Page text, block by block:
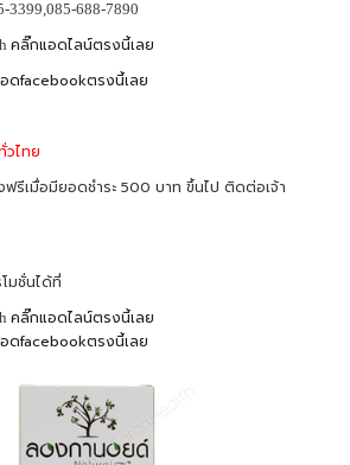
688-7890
คลิ๊กแอดไลน์ตรงนี้เลย
ดfacebookตรงนี้เลย
วไทย
ฟรีเมื่อมียอดชำระ 500 บาท ขึ้นไป ติดต่อเจ้า
มชั่นได้ที่
คลิ๊กแอดไลน์ตรงนี้เลย
ดfacebookตรงนี้เลย